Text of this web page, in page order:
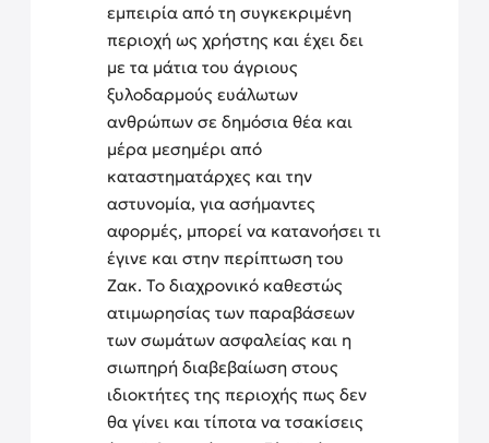
εμπειρία από τη συγκεκριμένη
περιοχή ως χρήστης και έχει δει
με τα μάτια του άγριους
ξυλοδαρμούς ευάλωτων
ανθρώπων σε δημόσια θέα και
μέρα μεσημέρι από
καταστηματάρχες και την
αστυνομία, για ασήμαντες
αφορμές, μπορεί να κατανοήσει τι
έγινε και στην περίπτωση του
Ζακ. Το διαχρονικό καθεστώς
ατιμωρησίας των παραβάσεων
των σωμάτων ασφαλείας και η
σιωπηρή διαβεβαίωση στους
ιδιοκτήτες της περιοχής πως δεν
θα γίνει και τίποτα να τσακίσεις